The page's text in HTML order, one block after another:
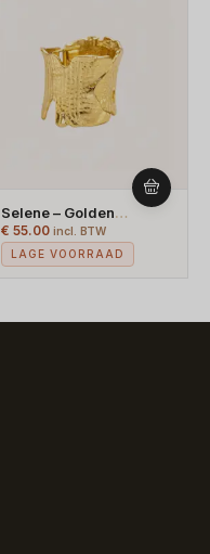
Selene – Golden
Hammered Bracelet –
Gold Plated
€ 55.00 incl. BTW
LAGE VOORRAAD